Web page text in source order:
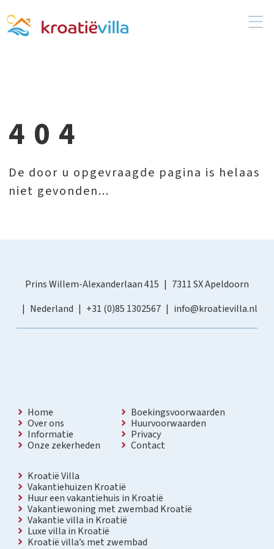
404
De door u opgevraagde pagina is helaas
niet gevonden...
Prins Willem-Alexanderlaan 415
7311 SX Apeldoorn
Nederland
+31 (0)85 1302567 info@kroatievilla.nl
Home
Over ons
Informatie
Onze zekerheden
Boekingsvoorwaarden
Huurvoorwaarden
Privacy
Contact
Kroatië Villa
Vakantiehuizen Kroatië
Huur een vakantiehuis in Kroatië
Vakantiewoning met zwembad Kroatië
Vakantie villa in Kroatië
Luxe villa in Kroatië
Kroatië villa’s met zwembad